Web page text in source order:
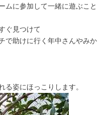
ムに参加して一緒に遊ぶこと
ぐ見つけて
で助けに行く年中さんやみか
る姿にほっこりします。